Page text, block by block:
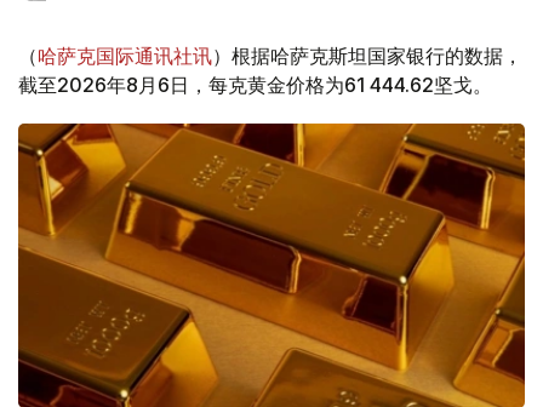
（哈萨克国际通讯社讯）根据哈萨克斯坦国家银行的数据，
截至2026年8月6日，每克黄金价格为61 444.62坚戈。